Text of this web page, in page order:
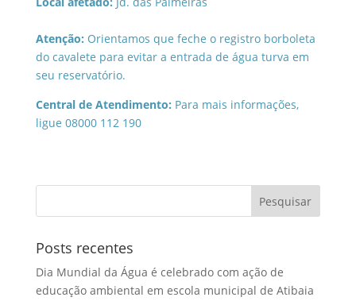
Atenção: Orientamos que feche o registro borboleta
do cavalete para evitar a entrada de água turva em
seu reservatório.
Central de Atendimento: Para mais informações,
ligue 08000 112 190
Posts recentes
Dia Mundial da Água é celebrado com ação de
educação ambiental em escola municipal de Atibaia